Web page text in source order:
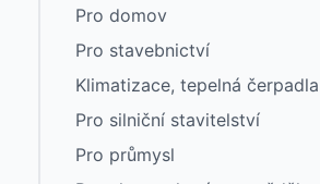
Pro domov
Pro stavebnictví
Klimatizace, tepelná
Pro silniční stavitelství
Pro průmysl